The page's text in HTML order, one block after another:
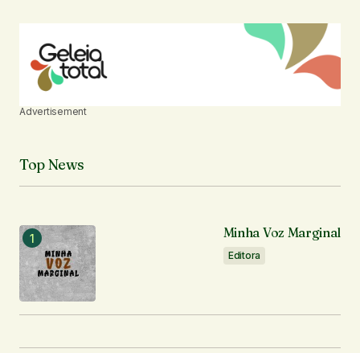
Advertisement
Top News
Minha Voz Marginal
Editora